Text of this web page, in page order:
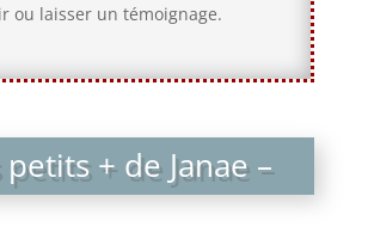
ou laisser un témoignage.
petits + de Janae –